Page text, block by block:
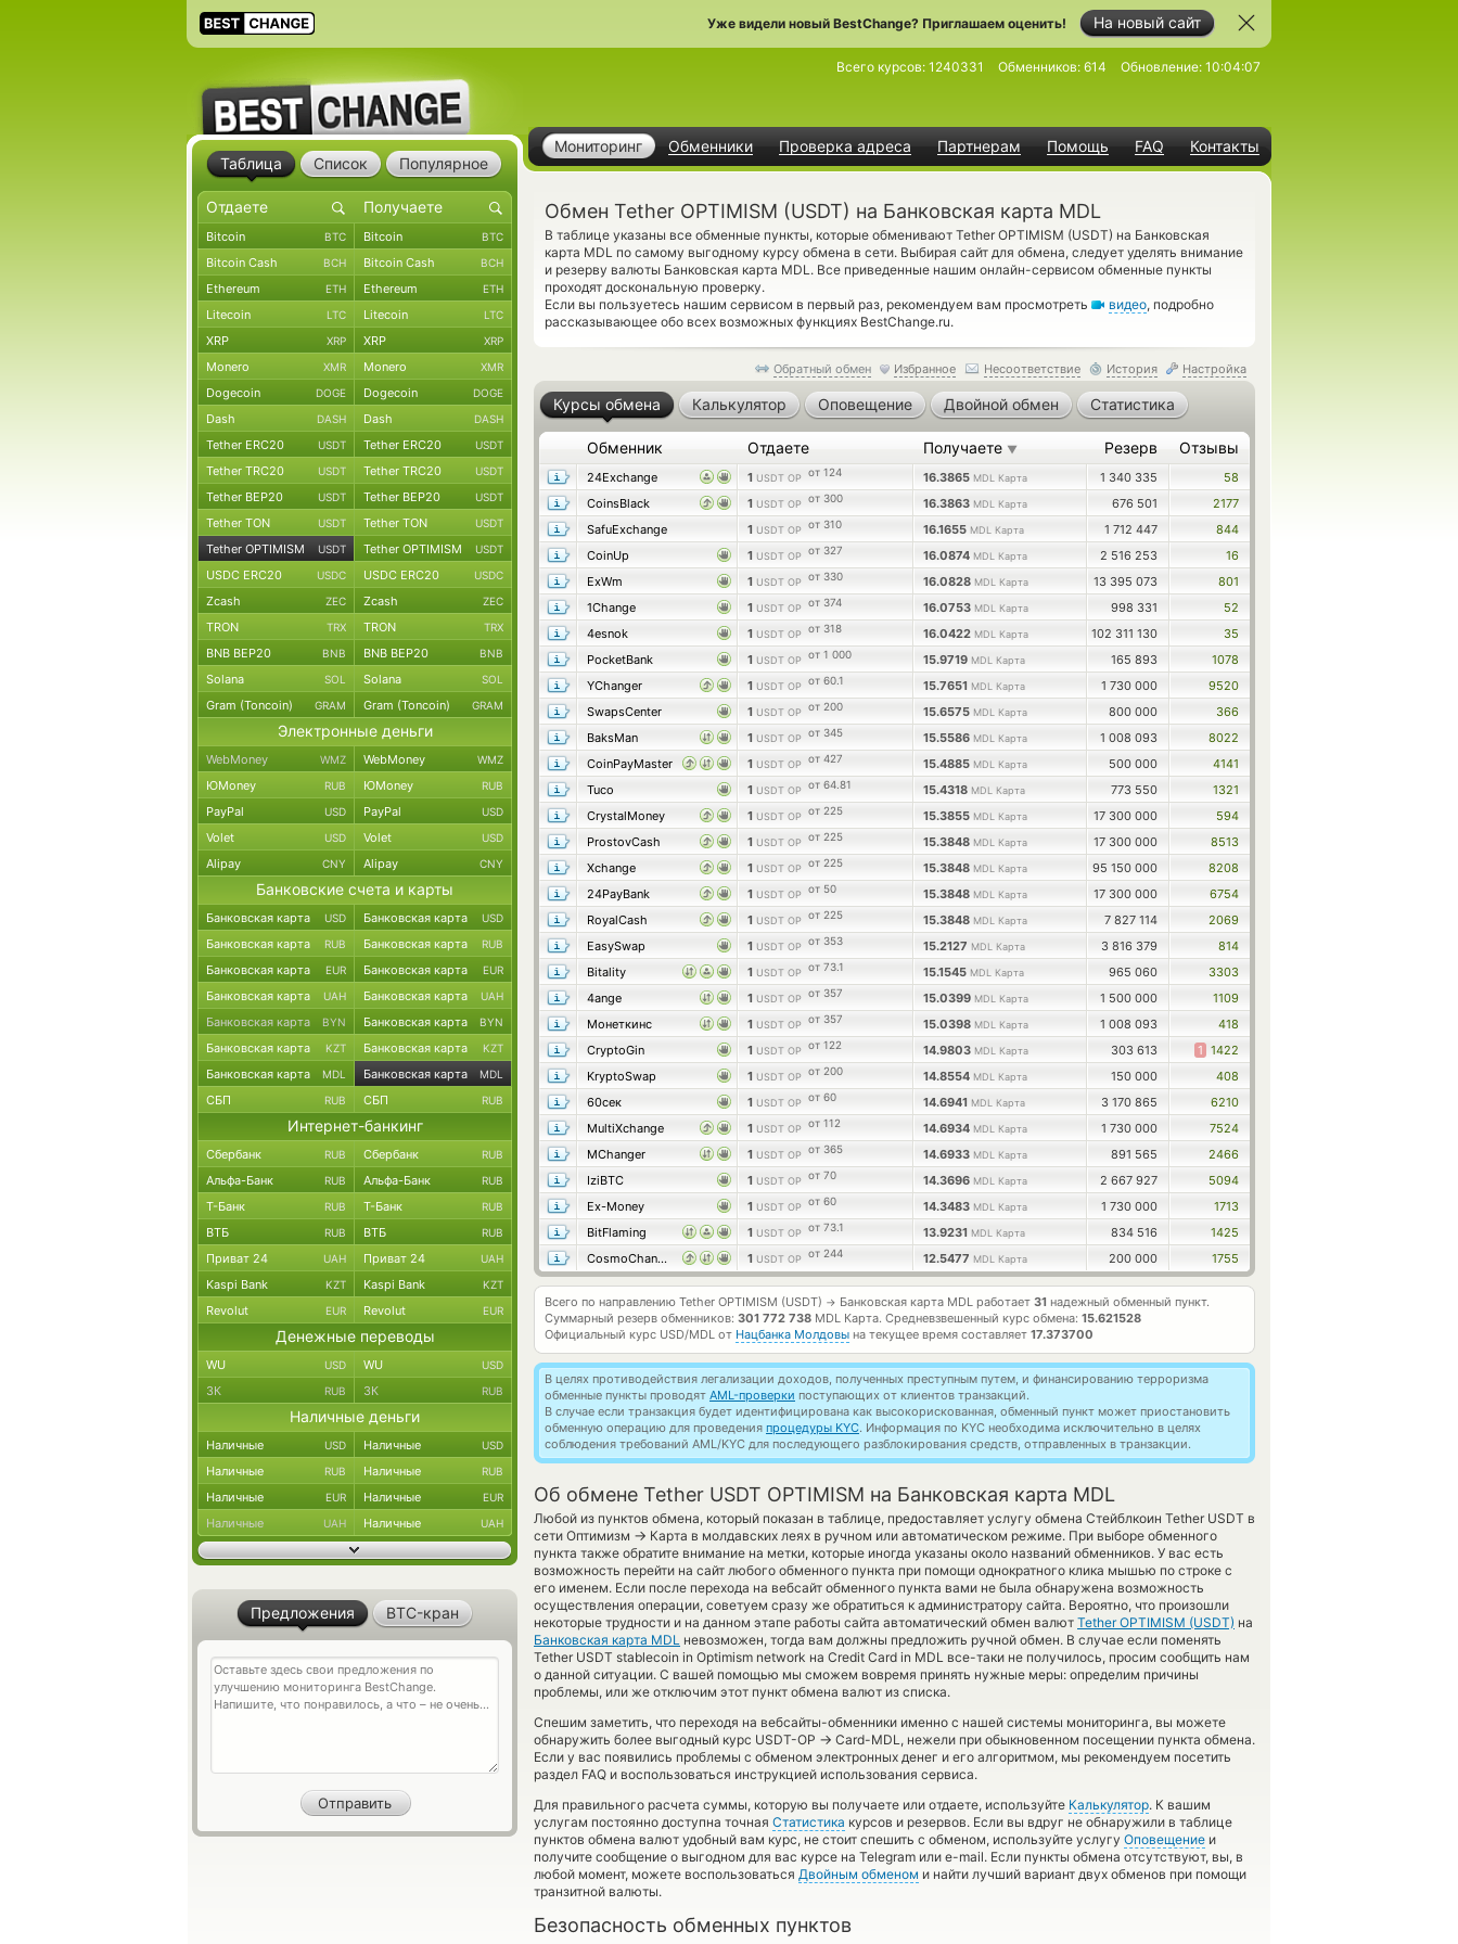
На новый сайт
Уже видели новый BestChange? Приглашаем оценить!
Мониторинг Обменники Проверка адреса Партнерам Помощь FAQ Контакты
Всего курсов: 1240331 Обменников: 614 Обновление: 10:04:07
Обмен Tether OPTIMISM (USDT) на Банковская карта MDL
В таблице указаны все обменные пункты, которые обменивают Tether OPTIMISM (USDT) на Банковская
карта MDL по самому выгодному курсу обмена в сети. Выбирая сайт для обмена, следует уделять внимание
и резерву валюты Банковская карта MDL. Все приведенные нашим онлайн-сервисом обменные пункты
проходят доскональную проверку.
Если вы пользуетесь нашим сервисом в первый раз, рекомендуем вам просмотреть
видео, подробно
рассказывающее обо всех возможных функциях BestChange.ru.
Обратный обмен Избранное Несоответствие История Настройка
Курсы обмена Калькулятор Оповещение Двойной обмен Статистика
Обменник Отдаете Получаете ▼ Резерв Отзывы
24Exchange 1 USDT OP от 124 16.3865 MDL Карта 1 340 335
58
CoinsBlack
1 USDT OP от 300 16.3863 MDL Карта 676 501
2177
SafuExchange
1 USDT OP от 310 16.1655 MDL Карта 1 712 447
844
CoinUp
1 USDT OP от 327 16.0874 MDL Карта 2 516 253
16
ExWm
1 USDT OP от 330 16.0828 MDL Карта 13 395 073
801
1Change
1 USDT OP от 374 16.0753 MDL Карта 998 331
52
4esnok
1 USDT OP от 318 16.0422 MDL Карта 102 311 130
35
PocketBank
1 USDT OP от 1 000 15.9719 MDL Карта 165 893
1078
YChanger
1 USDT OP от 60.1 15.7651 MDL Карта 1 730 000
9520
SwapsCenter
1 USDT OP от 200 15.6575 MDL Карта 800 000
366
BaksMan
1 USDT OP от 345 15.5586 MDL Карта 1 008 093
8022
CoinPayMaster
1 USDT OP от 427 15.4885 MDL Карта 500 000
4141
Tuco
1 USDT OP от 64.81 15.4318 MDL Карта 773 550
1321
CrystalMoney
1 USDT OP от 225 15.3855 MDL Карта 17 300 000
594
ProstovCash
1 USDT OP от 225 15.3848 MDL Карта 17 300 000
8513
Xchange
1 USDT OP от 225 15.3848 MDL Карта 95 150 000
8208
24PayBank
1 USDT OP от 50 15.3848 MDL Карта 17 300 000
6754
RoyalCash
1 USDT OP от 225 15.3848 MDL Карта 7 827 114
2069
EasySwap
1 USDT OP от 353 15.2127 MDL Карта 3 816 379
814
Bitality
1 USDT OP от 73.1 15.1545 MDL Карта 965 060
3303
4ange
1 USDT OP от 357 15.0399 MDL Карта 1 500 000
1109
Монеткинс
1 USDT OP от 357 15.0398 MDL Карта 1 008 093
418
CryptoGin
1 USDT OP от 122 14.9803 MDL Карта 303 613 1 1422
KryptoSwap
1 USDT OP от 200 14.8554 MDL Карта 150 000
408
60сек
1 USDT OP от 60 14.6941 MDL Карта 3 170 865
6210
MultiXchange
1 USDT OP от 112 14.6934 MDL Карта 1 730 000
7524
MChanger
1 USDT OP от 365 14.6933 MDL Карта 891 565
2466
IziBTC
1 USDT OP от 70 14.3696 MDL Карта 2 667 927
5094
Ex-Money
1 USDT OP от 60 14.3483 MDL Карта 1 730 000
1713
BitFlaming
1 USDT OP от 73.1 13.9231 MDL Карта 834 516
1425
CosmoChanger
1 USDT OP от 244 12.5477 MDL Карта 200 000 1755
Всего по направлению Tether OPTIMISM (USDT) → Банковская карта MDL работает 31 надежный обменный пункт.
Суммарный резерв обменников: 301 772 738 MDL Карта. Средневзвешенный курс обмена: 15.621528
Официальный курс USD/MDL от Нацбанка Молдовы на текущее время составляет 17.373700
В целях противодействия легализации доходов, полученных преступным путем, и финансированию терроризма
обменные пункты проводят AML-проверки поступающих от клиентов транзакций.
В случае если транзакция будет идентифицирована как высокорискованная, обменный пункт может приостановить
обменную операцию для проведения процедуры KYC. Информация по KYC необходима исключительно в целях
соблюдения требований AML/KYC для последующего разблокирования средств, отправленных в транзакции.
Об обмене Tether USDT OPTIMISM на Банковская карта MDL
Любой из пунктов обмена, который показан в таблице, предоставляет услугу обмена Стейблкоин Tether USDT в
сети Оптимизм → Карта в молдавских леях в ручном или автоматическом режиме. При выборе обменного
пункта также обратите внимание на метки, которые иногда указаны около названий обменников. У вас есть
возможность перейти на сайт любого обменного пункта при помощи однократного клика мышью по строке с
его именем. Если после перехода на вебсайт обменного пункта вами не была обнаружена возможность
осуществления операции, советуем сразу же обратиться к администратору сайта. Вероятно, что произошли
некоторые трудности и на данном этапе работы сайта автоматический обмен валют Tether OPTIMISM (USDT) на
Банковская карта MDL невозможен, тогда вам должны предложить ручной обмен. В случае если поменять
Tether USDT stablecoin in Optimism network на Credit Card in MDL все-таки не получилось, просим сообщить нам
о данной ситуации. С вашей помощью мы сможем вовремя принять нужные меры: определим причины
проблемы, или же отключим этот пункт обмена валют из списка.
Спешим заметить, что переходя на вебсайты-обменники именно с нашей системы мониторинга, вы можете
обнаружить более выгодный курс USDT-OP → Card-MDL, нежели при обыкновенном посещении пункта обмена.
Если у вас появились проблемы с обменом электронных денег и его алгоритмом, мы рекомендуем посетить
раздел FAQ и воспользоваться инструкцией использования сервиса.
Для правильного расчета суммы, которую вы получаете или отдаете, используйте Калькулятор. К вашим
услугам постоянно доступна точная Статистика курсов и резервов. Если вы вдруг не обнаружили в таблице
пунктов обмена валют удобный вам курс, не стоит спешить с обменом, используйте услугу Оповещение и
получите сообщение о выгодном для вас курсе на Telegram или e-mail. Если пункты обмена отсутствуют, вы, в
любой момент, можете воспользоваться Двойным обменом и найти лучший вариант двух обменов при помощи
транзитной валюты.
Безопасность обменных пунктов
Таблица Список Популярное
Bitcoin BTC Bitcoin BTC
Bitcoin Cash BCH Bitcoin Cash BCH
Ethereum ETH Ethereum ETH
Litecoin LTC Litecoin LTC
XRP XRP XRP XRP
Monero XMR Monero XMR
Dogecoin DOGE Dogecoin DOGE
Dash DASH Dash DASH
Tether ERC20 USDT Tether ERC20 USDT
Tether TRC20 USDT Tether TRC20 USDT
Tether BEP20 USDT Tether BEP20 USDT
Tether TON USDT Tether TON USDT
Tether OPTIMISM USDT Tether OPTIMISM USDT
USDC ERC20 USDC USDC ERC20 USDC
Zcash ZEC Zcash ZEC
TRON TRX TRON TRX
BNB BEP20 BNB BNB BEP20 BNB
Solana SOL Solana SOL
Gram (Toncoin) GRAM Gram (Toncoin) GRAM
Электронные деньги
WebMoney WMZ WebMoney WMZ
ЮMoney RUB ЮMoney RUB
PayPal USD PayPal USD
Volet USD Volet USD
Alipay CNY Alipay CNY
Банковские счета и карты
Банковская карта USD Банковская карта USD
Банковская карта RUB Банковская карта RUB
Банковская карта EUR Банковская карта EUR
Банковская карта UAH Банковская карта UAH
Банковская карта BYN Банковская карта BYN
Банковская карта KZT Банковская карта KZT
Банковская карта MDL Банковская карта MDL
СБП RUB СБП RUB
Интернет-банкинг
Сбербанк RUB Сбербанк RUB
Альфа-Банк RUB Альфа-Банк RUB
Т-Банк RUB Т-Банк RUB
ВТБ RUB ВТБ RUB
Приват 24 UAH Приват 24 UAH
Kaspi Bank KZT Kaspi Bank KZT
Revolut EUR Revolut EUR
Денежные переводы
WU USD WU USD
ЗК RUB ЗК RUB
Наличные деньги
Наличные USD Наличные USD
Наличные RUB Наличные RUB
Наличные EUR Наличные EUR
Наличные UAH Наличные UAH
Предложения BTC-кран